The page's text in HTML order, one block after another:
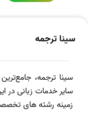
سینا ترجمه
سینا ترجمه،
سایر خدمات زبانی در
زمینه رشته های